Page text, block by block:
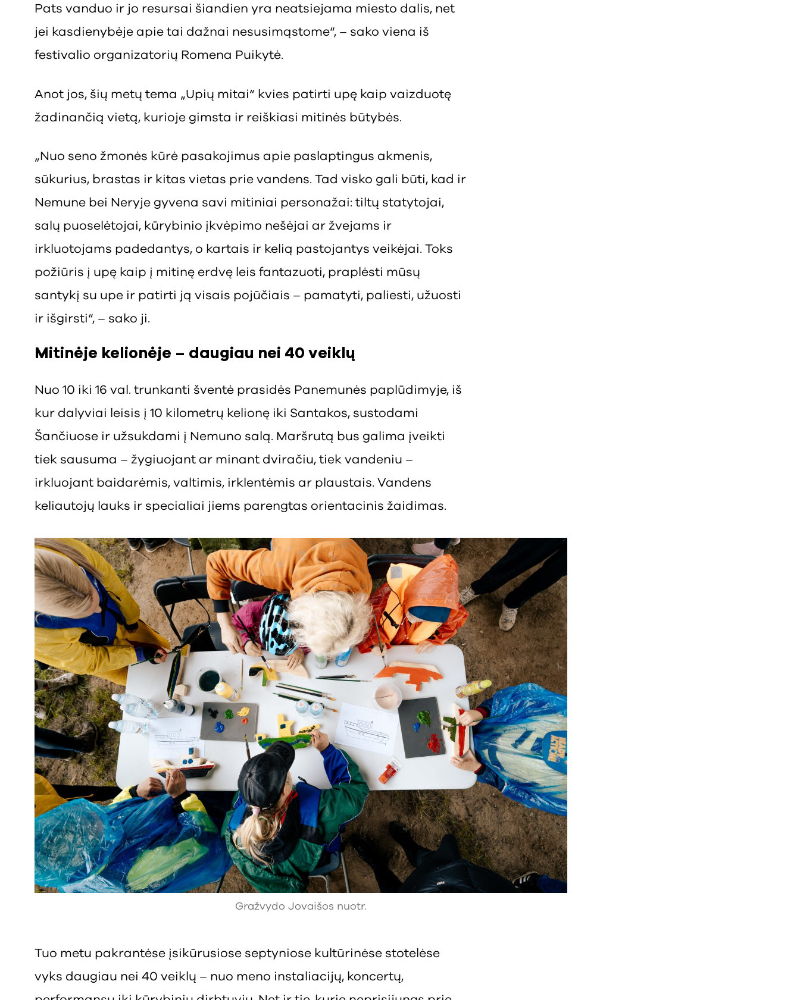
Pats vanduo ir jo resursai šiandien yra neatsiejama miesto dalis, net
jei kasdienybėje apie tai dažnai nesusimąstome“, – sako viena iš
festivalio organizatorių Romena Puikytė.
Anot jos, šių metų tema „Upių mitai“ kvies patirti upę kaip vaizduotę
žadinančią vietą, kurioje gimsta ir reiškiasi mitinės būtybės.
„Nuo seno žmonės kūrė pasakojimus apie paslaptingus akmenis,
sūkurius, brastas ir kitas vietas prie vandens. Tad visko gali būti, kad ir
Nemune bei Neryje gyvena savi mitiniai personažai: tiltų statytojai,
salų puoselėtojai, kūrybinio įkvėpimo nešėjai ar žvejams ir
irkluotojams padedantys, o kartais ir kelią pastojantys veikėjai. Toks
požiūris į upę kaip į mitinę erdvę leis fantazuoti, praplėsti mūsų
santykį su upe ir patirti ją visais pojūčiais – pamatyti, paliesti, užuosti
ir išgirsti“, – sako ji.
Mitinėje kelionėje – daugiau nei 40 veiklų
Nuo 10 iki 16 val. trunkanti šventė prasidės Panemunės paplūdimyje, iš
kur dalyviai leisis į 10 kilometrų kelionę iki Santakos, sustodami
Šančiuose ir užsukdami į Nemuno salą. Maršrutą bus galima įveikti
tiek sausuma – žygiuojant ar minant dviračiu, tiek vandeniu –
irkluojant baidarėmis, valtimis, irklentėmis ar plaustais. Vandens
keliautojų lauks ir specialiai jiems parengtas orientacinis žaidimas.
Gražvydo Jovaišos nuotr.
Tuo metu pakrantėse įsikūrusiose septyniose kultūrinėse stotelėse
vyks daugiau nei 40 veiklų – nuo meno instaliacijų, koncertų,